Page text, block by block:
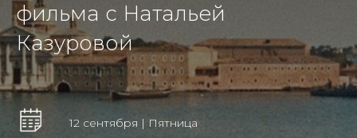
фильма с Натальей
Казуровой
12 сентября | Пятница